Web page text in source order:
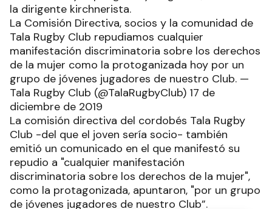
la dirigente kirchnerista.
La Comisión Directiva, socios y la comunidad de
Tala Rugby Club repudiamos cualquier
manifestación discriminatoria sobre los derechos
de la mujer como la protoganizada hoy por un
grupo de jóvenes jugadores de nuestro Club. —
Tala Rugby Club (@TalaRugbyClub) 17 de
diciembre de 2019
La comisión directiva del cordobés Tala Rugby
Club -del que el joven sería socio- también
emitió un comunicado en el que manifestó su
repudio a "cualquier manifestación
discriminatoria sobre los derechos de la mujer",
como la protagonizada, apuntaron, "por un grupo
de jóvenes jugadores de nuestro Club”.